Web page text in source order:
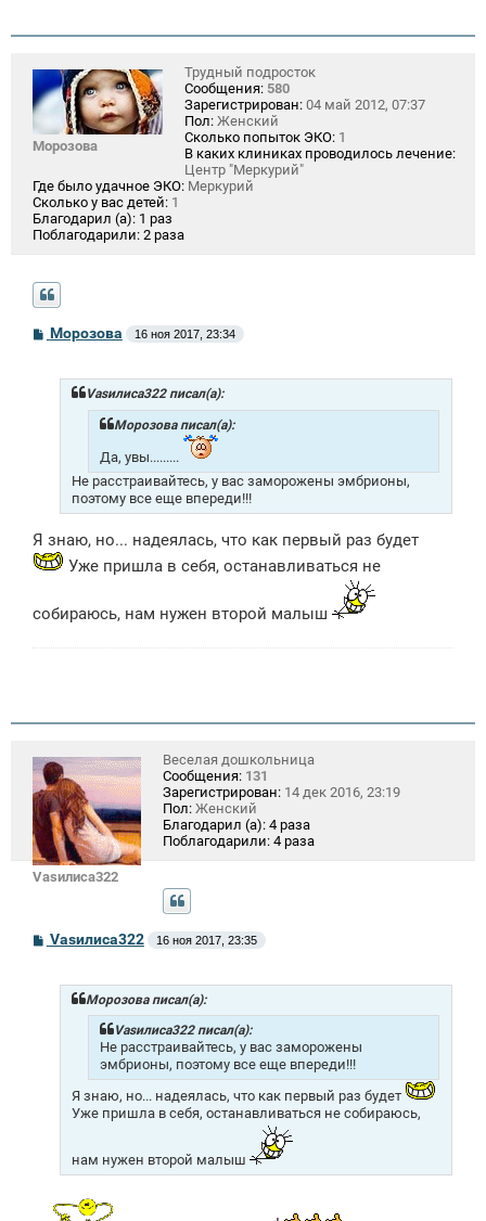
Морозова
Трудный подросток
Сообщения: 580
Зарегистрирован: 04 май 2012, 07:37
Пол: Женский
Сколько попыток ЭКО: 1
В каких клиниках проводилось лечение:
Центр "Меркурий"
Где было удачное ЭКО: Меркурий
Сколько у вас детей: 1
Благодарил (а): 1 раз
Поблагодарили: 2 раза
СМорозова 16 ноя 2017, 23:34
Vasилиса322 писал(а):
Морозова писал(а):
Да, увы.........
Не расстраивайтесь, у вас заморожены эмбрионы,
поэтому все еще впереди!!!
Я знаю, но... надеялась, что как первый раз будет
Уже пришла в себя, останавливаться не
собираюсь, нам нужен второй малыш
Vasилиса322
Веселая дошкольница
Сообщения: 131
Зарегистрирован: 14 дек 2016, 23:19
Пол: Женский
Благодарил (а): 4 раза
Поблагодарили: 4 раза
СVasилиса322 16 ноя 2017, 23:35
Морозова писал(а):
Vasилиса322 писал(а):
Не расстраивайтесь, у вас заморожены
эмбрионы, поэтому все еще впереди!!!
Я знаю, но... надеялась, что как первый раз будет
Уже пришла в себя, останавливаться не собираюсь,
нам нужен второй малыш